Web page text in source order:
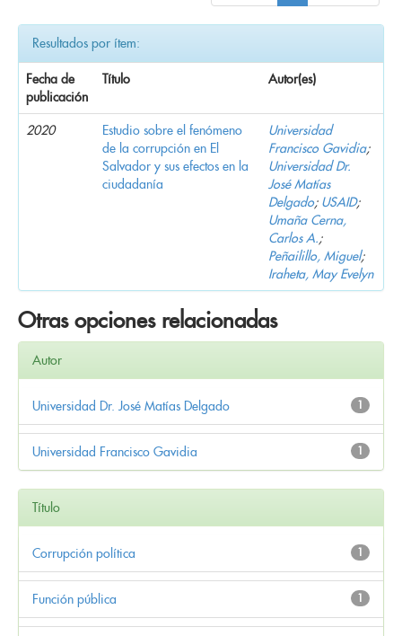
Resultados por ítem:
Fecha de
publicación
Título Autor(es)
2020
Estudio sobre el fenómeno
de la corrupción en El
Salvador y sus efectos en la
ciudadanía
Universidad
Francisco Gavidia;
Universidad Dr.
José Matías
Delgado; USAID;
Umaña Cerna,
Carlos A.;
Peñailillo, Miguel;
Iraheta, May Evelyn
Otras opciones relacionadas
Autor
1
Universidad Dr. José Matías Delgado
1
Universidad Francisco Gavidia
Título
1
Corrupción política
1
Función pública